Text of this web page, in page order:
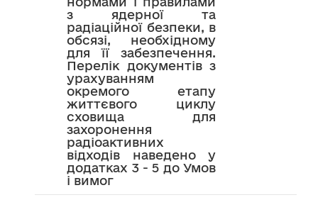
з ядерної та
радіаційної безпеки, в
обсязі, необхідному
для її забезпечення.
Перелік документів з
урахуванням
окремого етапу
життєвого циклу
сховища для
захоронення
радіоактивних
відходів наведено у
додатках 3 - 5 до Умов
і вимог